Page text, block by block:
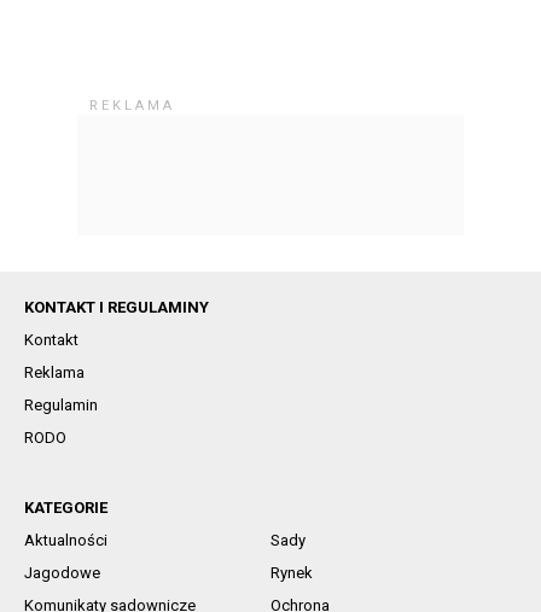
KONTAKT I REGULAMINY
Kontakt
Reklama
Regulamin
RODO
KATEGORIE
Aktualności
Sady
Jagodowe
Rynek
Komunikaty sadownicze
Ochrona